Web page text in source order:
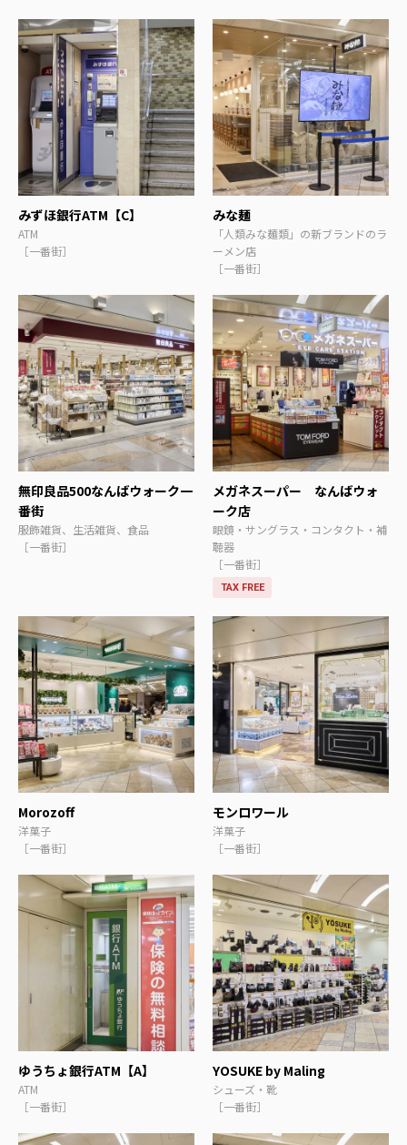
みずほ銀行ATM【C】
ATM
［一番街］
みな麺
「人類みな麺類」の新ブランドのラ
ーメン店
［一番街］
無印良品500なんばウォーク一
番街
服飾雑貨、生活雑貨、食品
［一番街］
メガネスーパー なんばウォ
ーク店
眼鏡・サングラス・コンタクト・補
聴器
［一番街］
TAX FREE
Morozoff
洋菓子
［一番街］
モンロワール
洋菓子
［一番街］
ゆうちょ銀行ATM【A】
ATM
［一番街］
YOSUKE by Maling
シューズ・靴
［一番街］